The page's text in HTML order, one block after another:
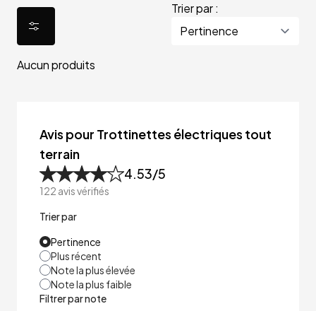
Trier par :
Aucun produits
Avis pour Trottinettes électriques tout
terrain
4.53/5
122 avis vérifiés
Trier par
Pertinence
Plus récent
Note la plus élevée
Note la plus faible
Filtrer par note